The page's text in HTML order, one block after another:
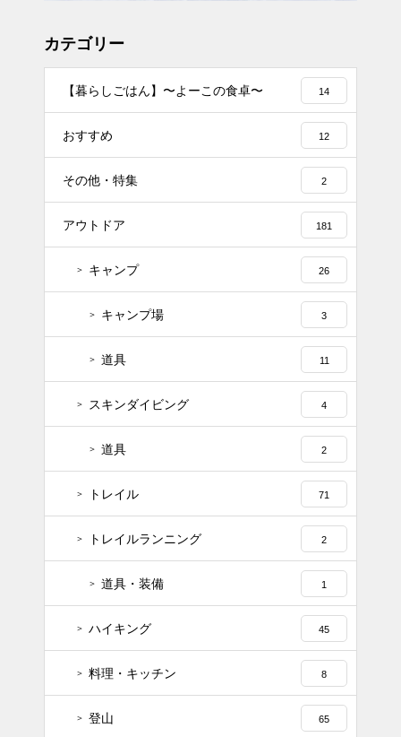
カテゴリー
【暮らしごはん】〜よーこの食卓〜 14
おすすめ 12
その他・特集 2
アウトドア 181
キャンプ 26
キャンプ場 3
道具 11
スキンダイビング 4
道具 2
トレイル 71
トレイルランニング 2
道具・装備 1
ハイキング 45
料理・キッチン 8
登山 65